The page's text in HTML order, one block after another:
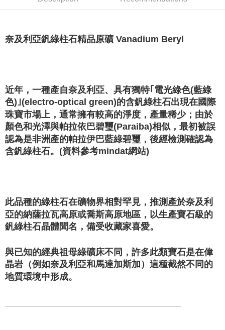
郵局幫你送（離島）
NT$80/order | Free shipping on orders of NT$3,000 or more
奈及利亞釩綠柱石精品原礦 Vanadium Beryl
近年，一種產自奈及利亞、具有獨特｢電光綠色(藍綠
色)｣(electro-optical green)的含釩綠柱石出現在國際
珠寶市場上，通常擁有較高的淨度，產量稀少；由於
顏色和光澤與帕拉依巴碧璽(Paraiba)相似，最初被誤
認為是非洲產的帕拉伊巴藍綠碧璽，後經檢測確認為
含釩綠柱石。(資料參考mindat網站)
此品種的綠柱石在礦物界相對罕見，推測產於奈及利
亞的納薩拉瓦高原或喬斯高原地區，以生產寶石級的
釩綠柱石晶體聞名，備受收藏家喜愛。
與已知的經典祖母綠礦床不同，許多此類寶石是在偉
晶岩（例如奈及利亞和馬達加斯加）這種截然不同的
地質環境中形成。